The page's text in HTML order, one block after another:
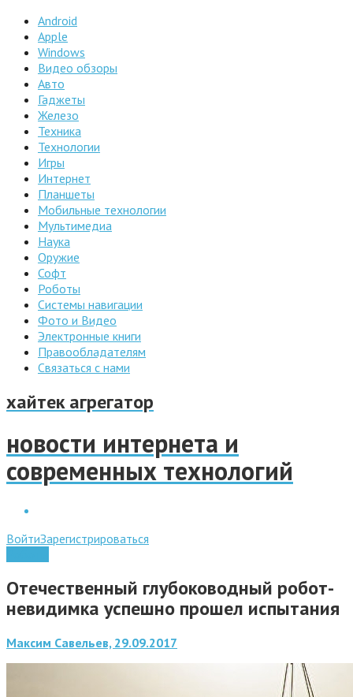
Android
Apple
Windows
Видео обзоры
Авто
Гаджеты
Железо
Техника
Технологии
Игры
Интернет
Планшеты
Мобильные технологии
Мультимедиа
Наука
Оружие
Софт
Роботы
Системы навигации
Фото и Видео
Электронные книги
Правообладателям
Связаться с нами
хайтек агрегатор
новости интернета и
современных технологий
ВойтиЗарегистрироваться
Отечественный глубоководный робот-
невидимка успешно прошел испытания
Максим Савельев, 29.09.2017